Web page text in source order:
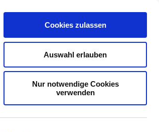
Cookies zulassen
Auswahl erlauben
Nur notwendige Cookies
verwenden
teachSam-
-
Pädagogik
Medien-